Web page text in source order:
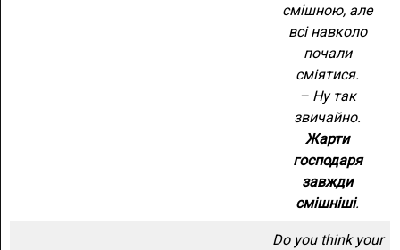
смішною, але
всі навколо
почали
сміятися.
– Ну так
звичайно.
Жарти
господаря
завжди
смішніші.
Do you think your